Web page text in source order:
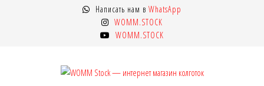
Написать нам в WhatsApp
WOMM.STOCK
WOMM.STOCK